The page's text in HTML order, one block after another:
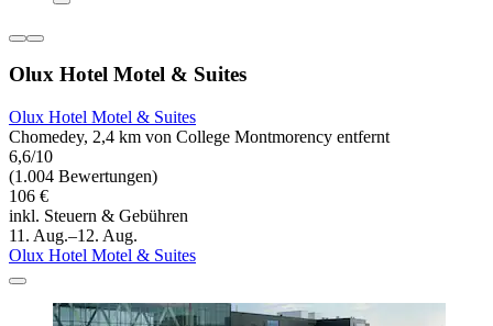
Olux Hotel Motel & Suites
Olux Hotel Motel & Suites
Chomedey, 2,4 km von College Montmorency entfernt
6,6/10
(1.004 Bewertungen)
106 €
inkl. Steuern & Gebühren
11. Aug.–12. Aug.
Olux Hotel Motel & Suites